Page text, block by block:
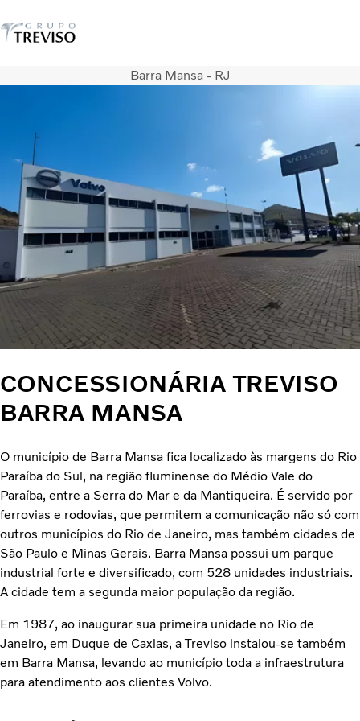
Caminhões
Veículos seminovos
Notícias
QUEM SOMOS
Concessionárias
ÔNIBUS
FINANCIAMENTO E CONSORCIO
Barra Mansa - RJ
CONCESSIONÁRIA TREVISO
BARRA MANSA
O município de Barra Mansa fica localizado às margens do Rio
Paraíba do Sul, na região fluminense do Médio Vale do
Paraíba, entre a Serra do Mar e da Mantiqueira. É servido por
ferrovias e rodovias, que permitem a comunicação não só com
outros municípios do Rio de Janeiro, mas também cidades de
São Paulo e Minas Gerais. Barra Mansa possui um parque
industrial forte e diversificado, com 528 unidades industriais.
A cidade tem a segunda maior população da região.
Em 1987, ao inaugurar sua primeira unidade no Rio de
Janeiro, em Duque de Caxias, a Treviso instalou-se também
em Barra Mansa, levando ao município toda a infraestrutura
para atendimento aos clientes Volvo.